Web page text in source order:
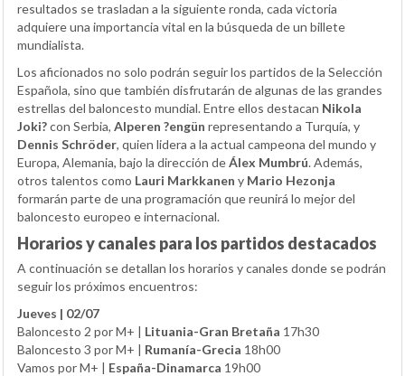
resultados se trasladan a la siguiente ronda, cada victoria
adquiere una importancia vital en la búsqueda de un billete
mundialista.
Los aficionados no solo podrán seguir los partidos de la Selección
Española, sino que también disfrutarán de algunas de las grandes
estrellas del baloncesto mundial. Entre ellos destacan Nikola
Joki?con Serbia, Alperen ?engün representando a Turquía, y
Dennis Schröder, quien lidera a la actual campeona del mundo y
Europa, Alemania, bajo la dirección deÁlex Mumbrú. Además,
otros talentos como Lauri Markkanen y Mario Hezonja
formarán parte de una programación que reunirá lo mejor del
baloncesto europeo e internacional.
Horarios y canales para los partidos destacados
A continuación se detallan los horarios y canales donde se podrán
seguir los próximos encuentros:
Jueves | 02/07
Baloncesto 2 por M+ | Lituania-Gran Bretaña 17h30
Baloncesto 3 por M+ | Rumanía-Grecia 18h00
Vamos por M+ | España-Dinamarca 19h00